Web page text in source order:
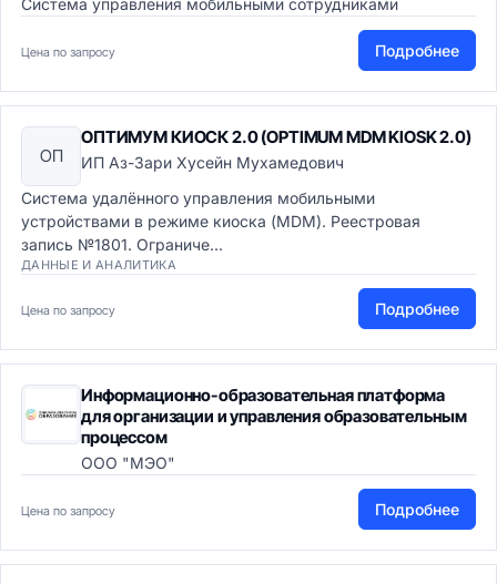
Система управления мобильными сотрудниками
Цена по запросу Подробнее
ОП
ОПТИМУМ КИОСК 2.0 (OPTIMUM MDM KIOSK 2.0)
ИП Аз-Зари Хусейн Мухамедович
Система удалённого управления мобильными
устройствами в режиме киоска (MDM). Реестровая
запись №1801. Ограниче...
ДАННЫЕ И АНАЛИТИКА
Цена по запросу Подробнее
Информационно-образовательная платформа
для организации и управления образовательным
процессом
ООО "МЭО"
Цена по запросу Подробнее